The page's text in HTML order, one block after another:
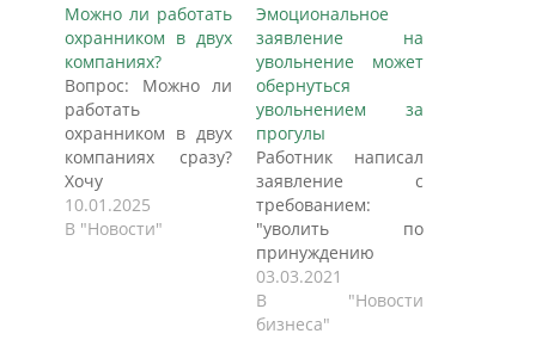
Можно ли работать
охранником в двух
компаниях?
Вопрос: Можно ли
работать
охранником в двух
компаниях сразу?
Хочу
трудоустроиться
охранником сразу в
10.01.2025
В "Новости"
Эмоциональное
заявление на
увольнение может
обернуться
увольнением за
прогулы
Работник написал
заявление с
требованием:
"уволить по
принуждению
(материальное и
моральное
давление)".
03.03.2021
В "Новости
бизнеса"